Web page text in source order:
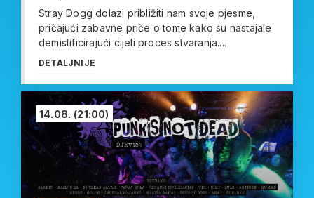
Stray Dogg dolazi približiti nam svoje pjesme,
pričajući zabavne priče o tome kako su nastajale
demistificirajući cijeli proces stvaranja....
DETALJNIJE
14.08. (21:00)